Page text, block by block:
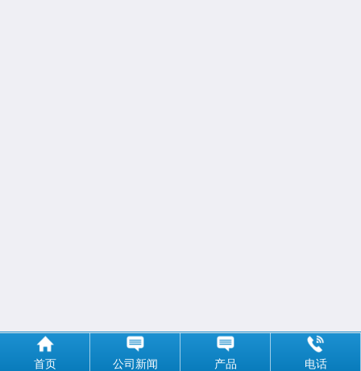
首页 公司新闻 产品 电话